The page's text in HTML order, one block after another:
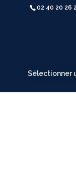
02 40 20 26
Sélectionner